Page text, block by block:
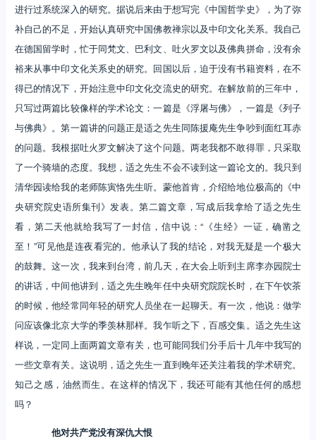
进行过系统深入的研究。据说后来由于想写完《中国哲学史》，为了弥
补自己的不足，开始认真研究中国佛教禅宗以及中印文化关系。我自己
在德国留学时，忙于同梵文、巴利文、吐火罗文以及佛典拼命，没有余
裕来从事中印文化关系史的研究。回国以后，迫于没有书籍资料，在不
得已的情况下，开始注意中印文化交流史的研究。在解放前的三年中，
只写过两篇比较像样的学术论文：一篇是《浮屠与佛》，一篇是《列子
与佛典》。第一篇讲的问题正是适之先生同陈援庵先生争吵到面红耳赤
的问题。我根据吐火罗文解决了这个问题。两老我都不敢得罪，只采取
了一个骑墙的态度。我想，适之先生不会不读到这一篇论文的。我只到
清华园读给我的老师陈寅恪先生听。蒙他首肯，介绍给地位极高的《中
央研究院史语所集刊》发表。第二篇文章，写成后我拿给了适之先生
看，第二天他就给我写了一封信，信中说：“《生经》一证，确凿之
至！”可见他是连夜看完的。他承认了我的结论，对我无疑是一个极大
的鼓舞。这一次，我来到台湾，前几天，在大会上听到主席李亦园院士
的讲话，中间他讲到，适之先生晚年任中央研究院院长时，在下午饮茶
的时候，他经常同年轻的研究人员坐在一起聊天。有一次，他说：做学
问应该像北京大学的季羡林那样。我乍听之下，百感交集。适之先生这
样说，一定同上面两篇文章有关，也可能同我们分手后十几年中我写的
一些文章有关。这说明，适之先生一直到晚年还关注着我的学术研究。
知己之感，油然而生。在这样的情况下，我还可能有其他任何的感想
吗？
他对共产党没有深仇大恨